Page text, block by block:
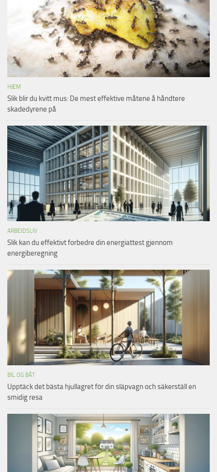
HJEM
Slik blir du kvitt mus: De mest effektive måtene å håndtere
skadedyrene på
ARBEIDSLIV
Slik kan du effektivt forbedre din energiattest gjennom
energiberegning
BIL OG BÅT
Upptäck det bästa hjullagret för din släpvagn och säkerställ en
smidig resa